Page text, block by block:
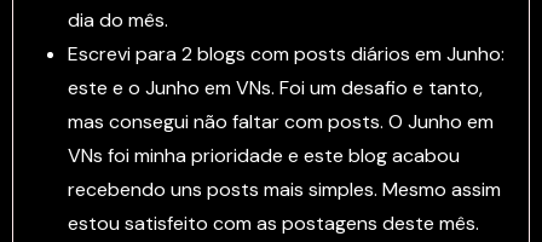
dia do mês.
Escrevi para 2 blogs com posts diários em Junho:
este e o Junho em VNs. Foi um desafio e tanto,
mas consegui não faltar com posts. O Junho em
VNs foi minha prioridade e este blog acabou
recebendo uns posts mais simples. Mesmo assim
estou satisfeito com as postagens deste mês.